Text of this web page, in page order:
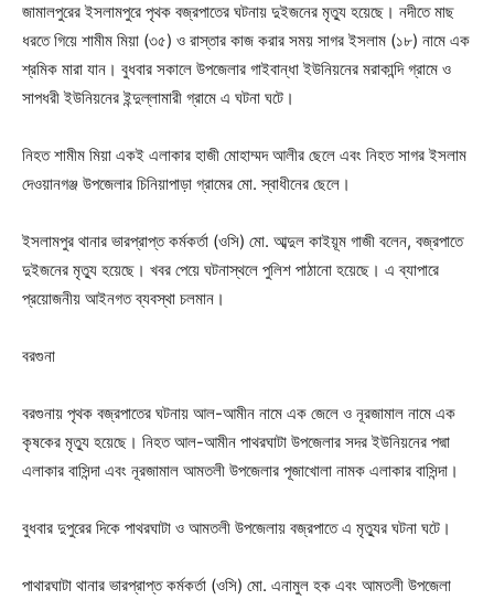
জামালপুরের ইসলামপুরে পৃথক বজ্রপাতের ঘটনায় দুইজনের মৃত্যু হয়েছে। নদীতে মাছ
ধরতে গিয়ে শামীম মিয়া (৩৫) ও রাস্তার কাজ করার সময় সাগর ইসলাম (১৮) নামে এক
শ্রমিক মারা যান। বুধবার সকালে উপজেলার গাইবান্ধা ইউনিয়নের মরাকান্দি গ্রামে ও
সাপধরী ইউনিয়নের ইন্দুল্লামারী গ্রামে এ ঘটনা ঘটে।
নিহত শামীম মিয়া একই এলাকার হাজী মোহাম্মদ আলীর ছেলে এবং নিহত সাগর ইসলাম
দেওয়ানগঞ্জ উপজেলার চিনিয়াপাড়া গ্রামের মো. স্বাধীনের ছেলে।
ইসলামপুর থানার ভারপ্রাপ্ত কর্মকর্তা (ওসি) মো. আব্দুল কাইয়ূম গাজী বলেন, বজ্রপাতে
দুইজনের মৃত্যু হয়েছে। খবর পেয়ে ঘটনাস্থলে পুলিশ পাঠানো হয়েছে। এ ব্যাপারে
প্রয়োজনীয় আইনগত ব্যবস্থা চলমান।
বরগুনা
বরগুনায় পৃথক বজ্রপাতের ঘটনায় আল-আমীন নামে এক জেলে ও নূরজামাল নামে এক
কৃষকের মৃত্যু হয়েছে। নিহত আল-আমীন পাথরঘাটা উপজেলার সদর ইউনিয়নের পদ্মা
এলাকার বাসিন্দা এবং নূরজামাল আমতলী উপজেলার পূজাখোলা নামক এলাকার বাসিন্দা।
বুধবার দুপুরের দিকে পাথরঘাটা ও আমতলী উপজেলায় বজ্রপাতে এ মৃত্যুর ঘটনা ঘটে।
পাথারঘাটা থানার ভারপ্রাপ্ত কর্মকর্তা (ওসি) মো. এনামুল হক এবং আমতলী উপজেলা